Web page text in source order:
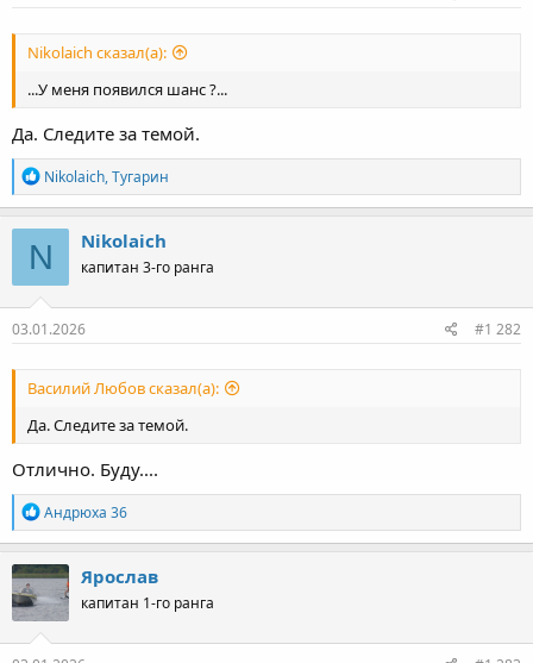
Nikolaich сказал(а):
...У меня появился шанс ?...
Да. Следите за темой.
Р
е
а
к
ц
и
и
:
Nikolaich,Тугарин
N Nikolaich
капитан 3-го ранга
03.01.2026 #1 282
Василий Любов сказал(а):
Да. Следите за темой.
Отлично. Буду....
Р
е
а
к
и
и
:
Андрюха 36
Ярослав
капитан 1-го ранга